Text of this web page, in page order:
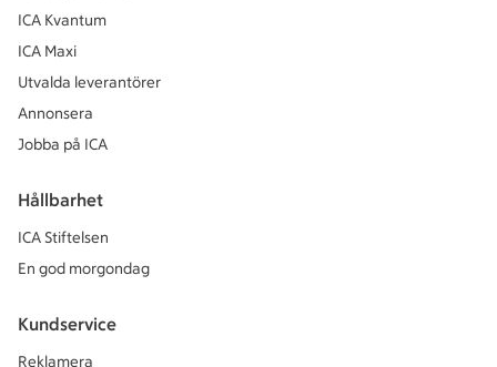
ICA Kvantum
ICA Maxi
Utvalda leverantörer
Annonsera
Jobba på ICA
Hållbarhet
ICA Stiftelsen
En god morgondag
Kundservice
Reklamera